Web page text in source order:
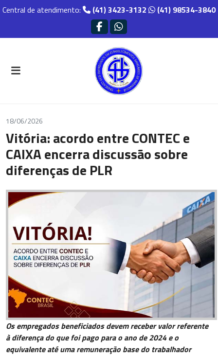
Central de atendimento: (41) 3423-3132 (41) 98534-3840
18/06/2026
Vitória: acordo entre CONTEC e
CAIXA encerra discussão sobre
diferenças de PLR
Os empregados beneficiados devem receber valor referente
à diferença do que foi pago para o ano de 2024 e o
equivalente até uma remuneração base do trabalhador